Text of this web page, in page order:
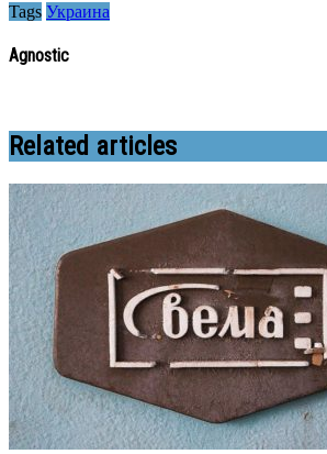
Tags Украина
Agnostic
Related articles